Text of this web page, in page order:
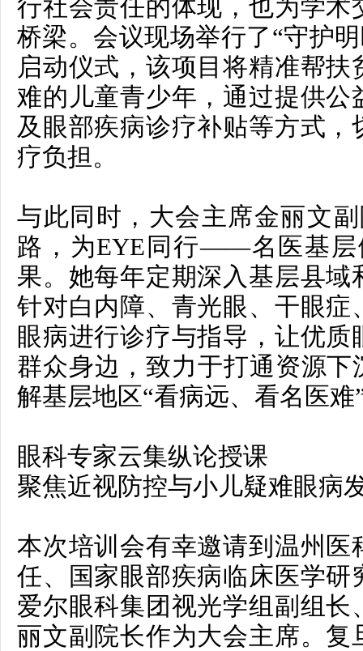
行社会责任的体现，也为学术
桥梁。会议现场举行了“守护
启动仪式 ，该项目将精准帮
难的儿童青少年，通过提供公
及眼部疾病诊疗补贴等方式
疗负担。
与此同时， 大会主席金丽文
路，为EYE同行——名医基层
果。 她每年定期深入基层县
针对白内障、青光眼、干眼症
眼病进行诊疗与指导，让优
群众身边，致力于打通资源下
解基层地区“看病远、看名医难
眼科专家云集纵论授课
聚焦近视防控与小儿疑难眼病
本次培训会有幸邀请到温州医
任、国家眼部疾病临床医学研
爱尔眼科集团视光学组副组长
丽文副院长作为大会主席。